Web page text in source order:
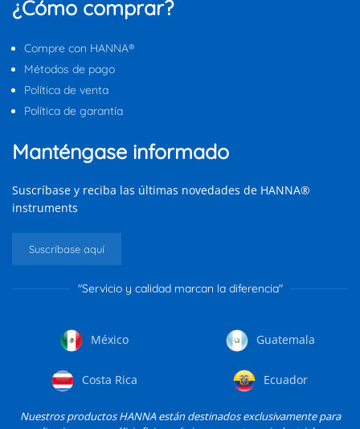
¿Cómo comprar?
Compre con HANNA®
Métodos de pago
Política de venta
Política de garantía
Manténgase informado
Suscríbase y reciba las últimas novedades de HANNA®
instruments
Suscríbase aquí
"Servicio y calidad marcan la diferencia"
México Guatemala
Costa Rica Ecuador
Nuestros productos HANNA están destinados exclusivamente para